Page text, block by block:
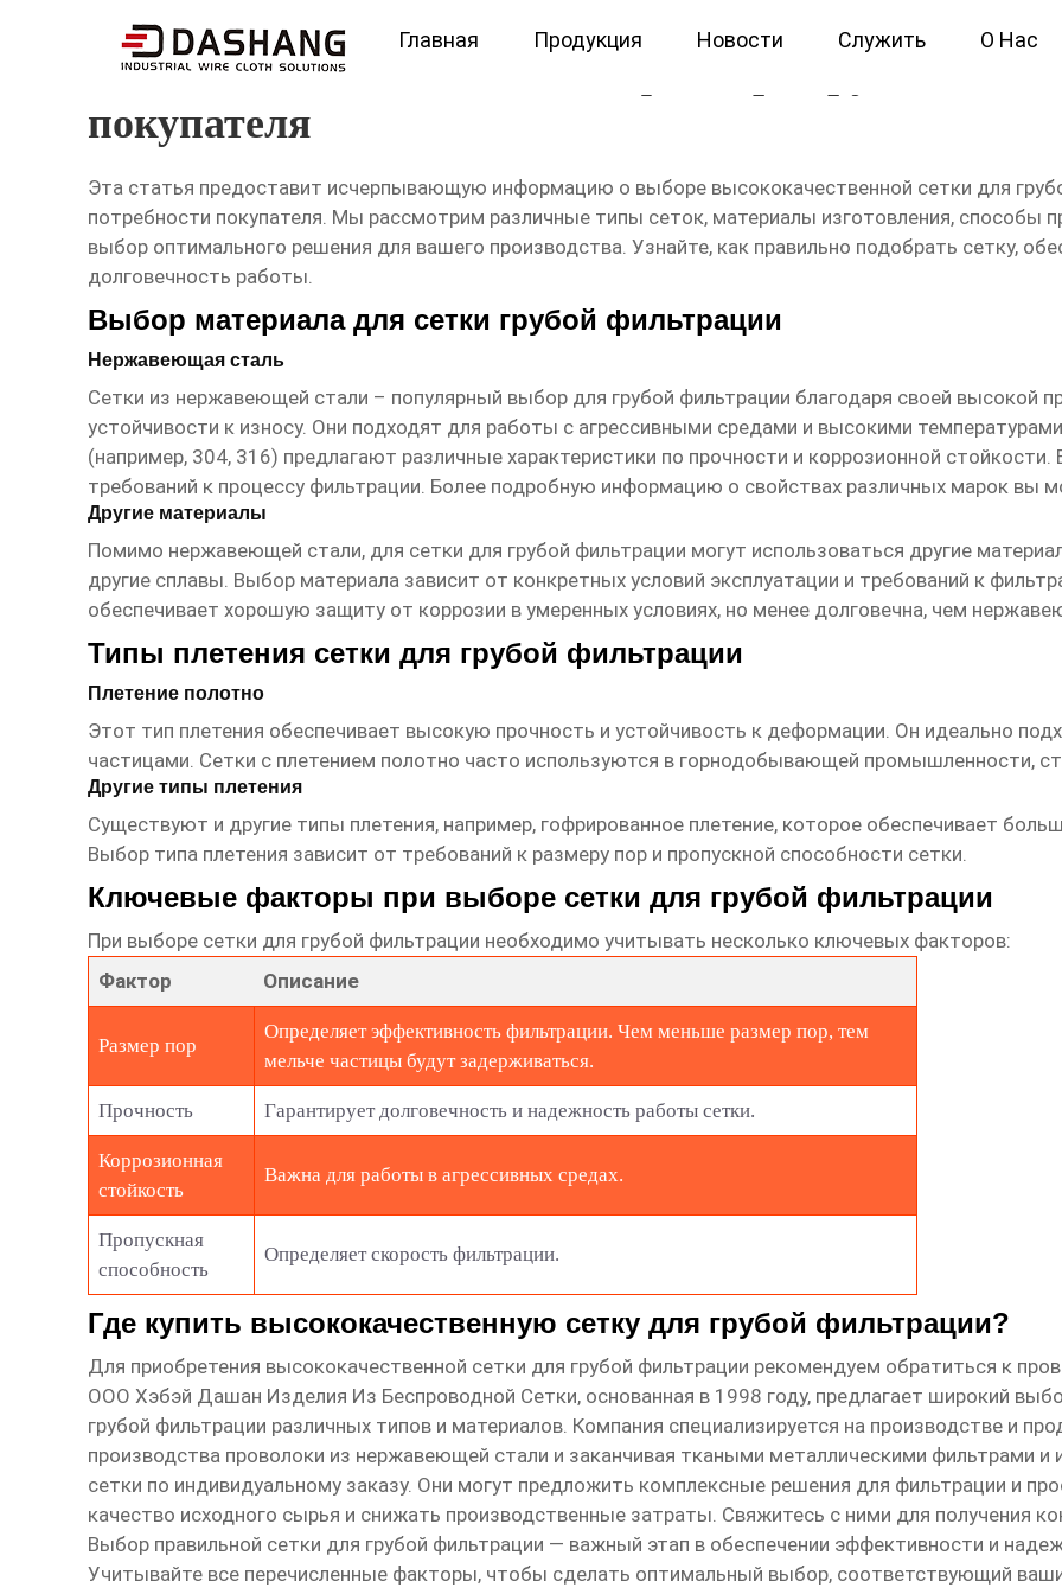
Главная Продукция Новости Служить О Нас
высокое ксчество сетка для фильтра грубой
покупателя
Эта статья предоставит исчерпывающую информацию о выборе высококачественной сетки для
потребности покупателя. Мы рассмотрим различные типы сеток, материалы изготовления,
выбор оптимального решения для вашего производства. Узнайте, как правильно подобрать сетку,
долговечность работы.
Выбор материала для сетки грубой фильтрации
Нержавеющая сталь
Сетки из нержавеющей стали – популярный выбор для грубой фильтрации благодаря своей высокой
устойчивости к износу. Они подходят для работы с агрессивными средами и высокими
(например, 304, 316) предлагают различные характеристики по прочности и коррозионной
требований к процессу фильтрации. Более подробную информацию о свойствах различных марок вы
Другие материалы
Помимо нержавеющей стали, для сетки для грубой фильтрации могут использоваться другие
другие сплавы. Выбор материала зависит от конкретных условий эксплуатации и требований к
обеспечивает хорошую защиту от коррозии в умеренных условиях, но менее долговечна, чем
Типы плетения сетки для грубой фильтрации
Плетение полотно
Этот тип плетения обеспечивает высокую прочность и устойчивость к деформации. Он идеально
частицами. Сетки с плетением полотно часто используются в горнодобывающей промышленности,
Другие типы плетения
Существуют и другие типы плетения, например, гофрированное плетение, которое обеспечивает
Выбор типа плетения зависит от требований к размеру пор и пропускной способности сетки.
Ключевые факторы при выборе сетки для грубой фильтрации
При выборе сетки для грубой фильтрации необходимо учитывать несколько ключевых факторов:
Фактор
Описание
Размер пор
Определяет эффективность фильтрации. Чем меньше размер пор, тем
мельче частицы будут задерживаться.
Прочность Гарантирует долговечность и надежность работы сетки.
Коррозионная
стойкость
Важна для работы в агрессивных средах.
Пропускная
способность
Определяет скорость фильтрации.
Где купить высококачественную сетку для грубой фильтрации?
Для приобретения высококачественной сетки для грубой фильтрации рекомендуем обратиться к
ООО Хэбэй Дашан Изделия Из Беспроводной Сетки, основанная в 1998 году, предлагает широкий
грубой фильтрации различных типов и материалов. Компания специализируется на производстве и
производства проволоки из нержавеющей стали и заканчивая ткаными металлическими фильтрами и
сетки по индивидуальному заказу. Они могут предложить комплексные решения для фильтрации и
качество исходного сырья и снижать производственные затраты. Свяжитесь с ними для получения
Выбор правильной сетки для грубой фильтрации — важный этап в обеспечении эффективности и
Учитывайте все перечисленные факторы, чтобы сделать оптимальный выбор, соответствующий